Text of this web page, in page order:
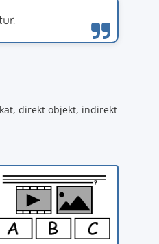
direkt objekt, indirekt